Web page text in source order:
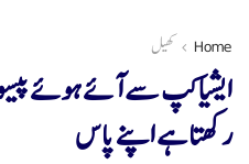
Home کھیل
ایشیا کپ سے آئے ہوئے
رکھتا ہے اپنے پاس